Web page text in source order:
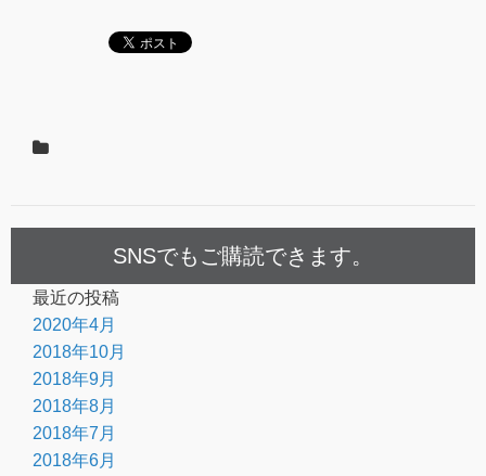
SNSでもご購読できます。
最近の投稿
2020年4月
2018年10月
2018年9月
2018年8月
2018年7月
2018年6月